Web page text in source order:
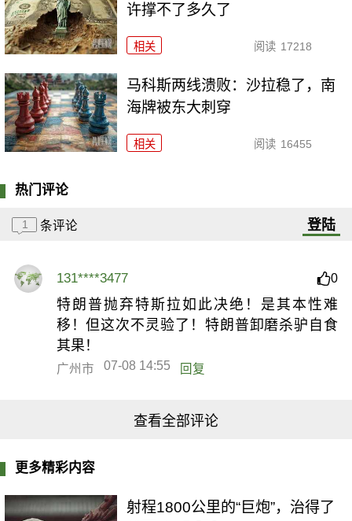
许撑不了多久了
相关 阅读 17218
马科斯两线溃败：沙拉稳了，南
海牌被东大刺穿
相关 阅读 16455
热门评论
1 条评论 登陆
131****3477 0
特朗普抛弃特斯拉如此决绝！是其本性难
移！但这次不灵验了！特朗普卸磨杀驴自食
其果！
广州市 07-08 14:55 回复
查看全部评论
更多精彩内容
射程1800公里的“巨炮”，治得了